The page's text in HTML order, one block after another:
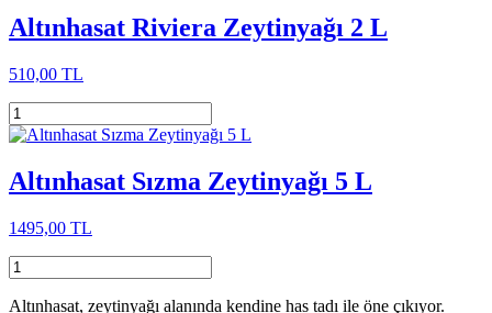
Altınhasat Riviera Zeytinyağı 2 L
510,00 TL
Altınhasat Sızma Zeytinyağı 5 L
1495,00 TL
Altınhasat, zeytinyağı alanında kendine has tadı ile öne çıkıyor.